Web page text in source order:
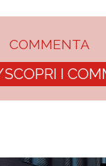
COMMENTA
I